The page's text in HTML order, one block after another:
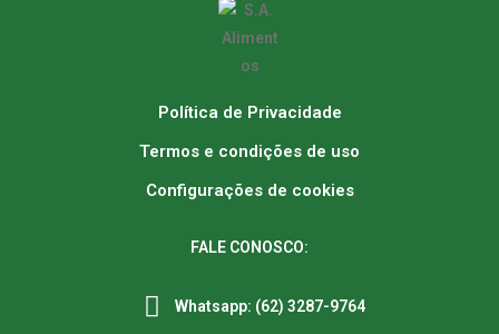
Política de Privacidade
Termos e condições de uso
Configurações de cookies
FALE CONOSCO:
Whatsapp: (62) 3287-9764